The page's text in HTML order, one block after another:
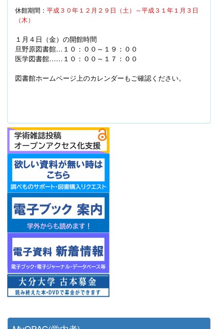
休館期間： 平成３０年１２月２９日（土）～平成３１年１月３日
（木）
１月４日（金）の開館時間
旦野原図書館…１０：００～１９：００
医学図書館……１０：００～１７：００
図書館ホームページ上のカレンダーもご確認ください。